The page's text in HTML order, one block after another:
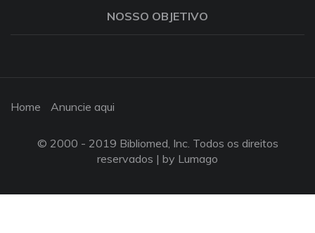
NOSSO OBJETIVO
Home Anuncie aqui
© 2000 - 2019 Bibliomed, Inc. Todos os direitos
reservados | by Lumago